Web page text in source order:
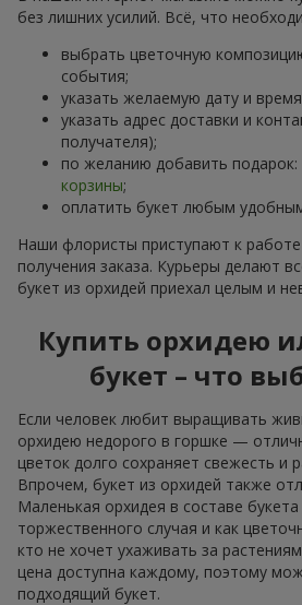
без лишних усилий. Всё, что
выбрать цветочную
события;
указать желаемую дату и
указать адрес доставки и
получателя);
по желанию добавить подарок:
корзины;
оплатить букет любым
Наши флористы приступают к работе
получения заказа. Курьеры делают
букет из орхидей приехал целым и
Купить орхидею
букет – что
Если человек любит выращивать
орхидею недорого в горшке —
цветок долго сохраняет свежесть и
Впрочем, букет из орхидей также
Маленькая орхидея в составе
торжественного случая и как
кто не хочет ухаживать за
цена доступна каждому, поэтому
подходящий букет.